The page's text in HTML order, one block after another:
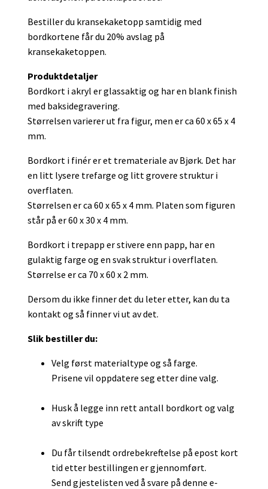
Bestiller du kransekaketopp samtidig med
bordkortene får du 20% avslag på
kransekaketoppen.
Produktdetaljer
Bordkort i akryl er glassaktig og har en blank finish
med baksidegravering.
Størrelsen varierer ut fra figur, men er ca 60 x 65 x 4
mm.
Bordkort i finér er et tremateriale av Bjørk. Det har
en litt lysere trefarge og litt grovere struktur i
overflaten.
Størrelsen er ca 60 x 65 x 4 mm. Platen som figuren
står på er 60 x 30 x 4 mm.
Bordkort i trepapp er stivere enn papp, har en
gulaktig farge og en svak struktur i overflaten.
Størrelse er ca 70 x 60 x 2 mm.
Dersom du ikke finner det du leter etter, kan du ta
kontakt og så finner vi ut av det.
Slik bestiller du:
Velg først materialtype og så farge.
Prisene vil oppdatere seg etter dine valg.
Husk å legge inn rett antall bordkort og valg
av skrift type
Du får tilsendt ordrebekreftelse på epost kort
tid etter bestillingen er gjennomført.
Send gjestelisten ved å svare på denne e-